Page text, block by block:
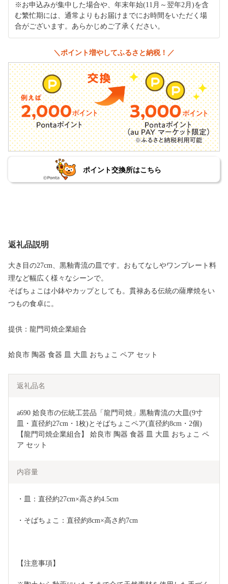
※お申込みが集中した場合や、年末年始(11月～翌年2月)を含
む繁忙期には、通常よりもお届けまでにお時間をいただく場
合がございます。あらかじめご了承ください。
＼ポイント増やしてふるさと納税！／
ポイント交換所はこちら
返礼品説明
大き目の27cm、黒釉青流の皿です。おもてなしやワンプレート料
理など幅広く様々なシーンで。
そばちょこは小鉢やカップとしても。貫禄ある伝統の薩摩焼をい
つもの食卓に。
提供：龍門司焼企業組合
姶良市 陶器 食器 皿 大皿 おちょこ ペア セット
返礼品名
a690 姶良市の伝統工芸品「龍門司焼」黒釉青流の大皿(9寸
皿・直径約27cm・1枚)とそばちょこペア(直径約8cm・2個)
【龍門司焼企業組合】 姶良市 陶器 食器 皿 大皿 おちょこ ペ
ア セット
内容量
・皿：直径約27cm×高さ約4.5cm
・そばちょこ：直径約8cm×高さ約7cm
【注意事項】